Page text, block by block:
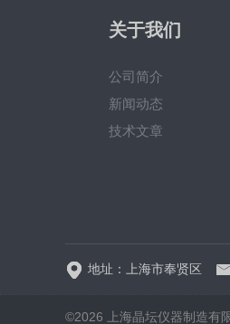
关于我们
公司简介
新闻动态
技术文章
地址：上海市奉贤区
©2026 上海晶坛仪器制造有